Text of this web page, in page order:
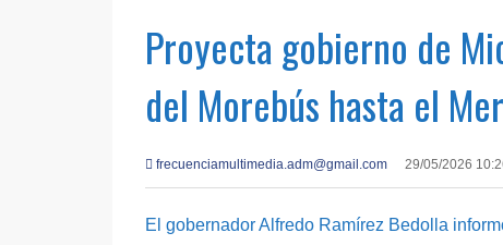
Proyecta gobierno de
del Morebús hasta el
frecuenciamultimedia.adm@gmail.com 29/05/2026
El gobernador Alfredo Ramírez Bedolla